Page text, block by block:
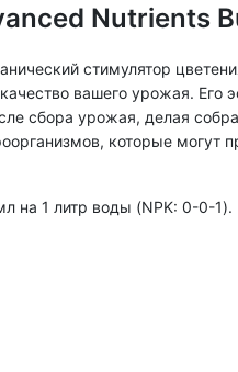
Nutrients
стимулятор
вашего урожая. Его
сбора урожая, делая
которые могут
на 1 литр воды (NPK: 0-0-1).